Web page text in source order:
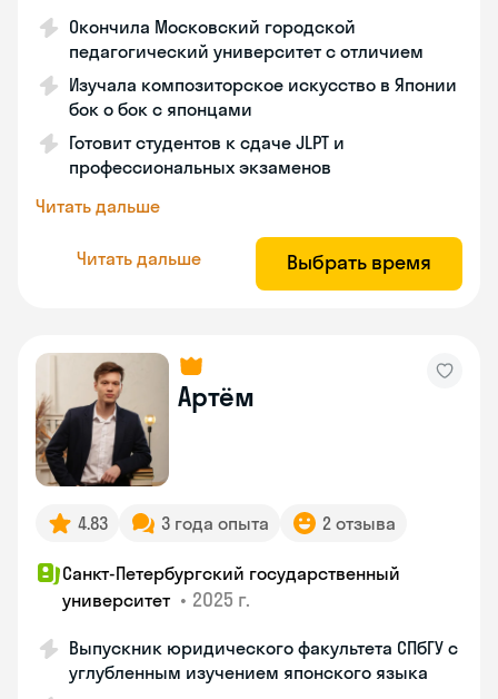
Окончила Московский городской
педагогический университет с отличием
Изучала композиторское искусство в Японии
бок о бок с японцами
Готовит студентов к сдаче JLPT и
профессиональных экзаменов
Читать дальше
Читать дальше Выбрать время
Артём
4.83 3 года опыта 2 отзыва
Санкт-Петербургский государственный
университет • 2025 г.
Выпускник юридического факультета СПбГУ с
углубленным изучением японского языка